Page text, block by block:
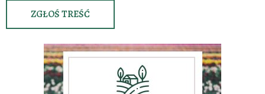
ZGŁOŚ TREŚĆ